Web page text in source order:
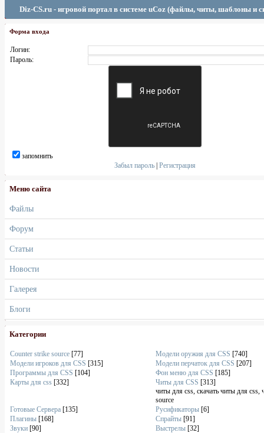
Diz-CS.ru - игровой портал в системе uCoz (файлы, читы, шаблоны и
Форма входа
Логин:
Пароль:
запомнить
Забыл пароль |Регистрация
Меню сайта
Файлы
Форум
Статьи
Новости
Галерея
Блоги
Категории
Counter strike source [77] Модели оружия для CSS [740]
Модели игроков для CSS [315] Модели перчаток для CSS [207]
Программы для CSS [104] Фон меню для CSS [185]
Карты для css [332] Читы для CSS [313]
читы для css, скачать читы для css,
source
Готовые Сервера [135] Русификаторы [6]
Плагины [168] Спрайты [91]
Звуки [90] Выстрелы [32]